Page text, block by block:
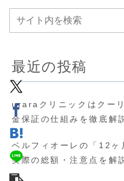
最近の投稿
uraraクリニックはクー
金保証の仕組みを徹底解
ベルフィオーレの「12ヶ
実際の総額・注意点を解